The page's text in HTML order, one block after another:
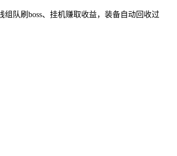
队刷boss、挂机赚取收益，装备自动回收过